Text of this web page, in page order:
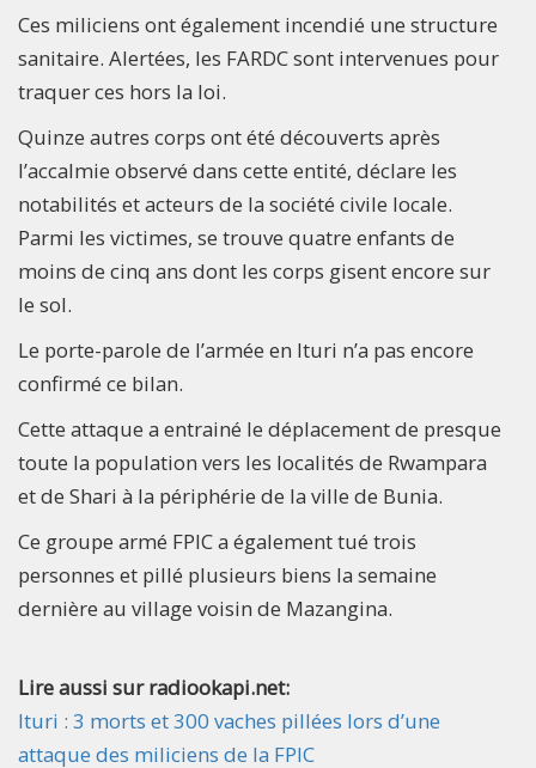
Ces miliciens ont également incendié une structure
sanitaire. Alertées, les FARDC sont intervenues pour
traquer ces hors la loi.
Quinze autres corps ont été découverts après
l’accalmie observé dans cette entité, déclare les
notabilités et acteurs de la société civile locale.
Parmi les victimes, se trouve quatre enfants de
moins de cinq ans dont les corps gisent encore sur
le sol.
Le porte-parole de l’armée en Ituri n’a pas encore
confirmé ce bilan.
Cette attaque a entrainé le déplacement de presque
toute la population vers les localités de Rwampara
et de Shari à la périphérie de la ville de Bunia.
Ce groupe armé FPIC a également tué trois
personnes et pillé plusieurs biens la semaine
dernière au village voisin de Mazangina.
Lire aussi sur radiookapi.net:
Ituri : 3 morts et 300 vaches pillées lors d’une
attaque des miliciens de la FPIC